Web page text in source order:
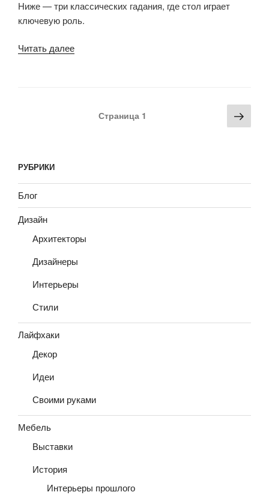
Ниже — три классических гадания, где стол играет
ключевую роль.
Читать далее
за
мебелью»
Страница 1
РУБРИКИ
Блог
Дизайн
Архитекторы
Дизайнеры
Интерьеры
Стили
Лайфхаки
Декор
Идеи
Своими руками
Мебель
Выставки
История
Интерьеры прошлого